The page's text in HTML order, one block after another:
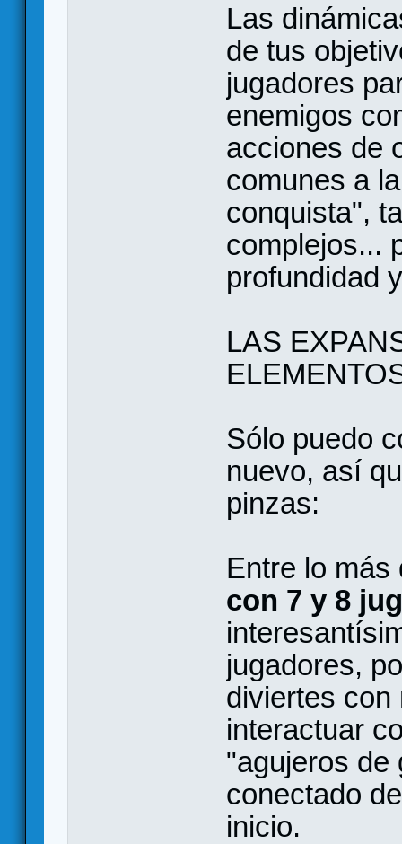
Las
de tus
jugadores
enemigos
acciones de
comunes a
conquista",
complejos...
profundidad
LAS
Sólo puedo
nuevo, así
pinzas:
Entre lo
con 7 y 8
jugadores,
diviertes con
interactuar
"agujeros de
conectado
inicio.